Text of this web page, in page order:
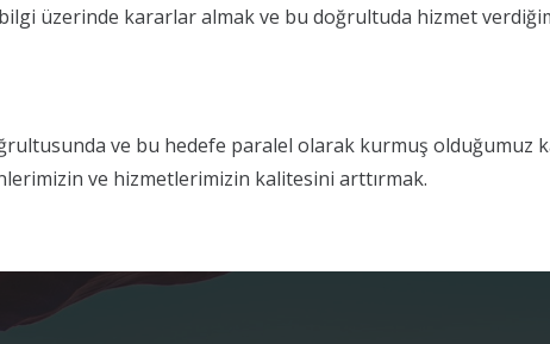
üzerinde kararlar almak ve bu doğrultuda hizmet
ve bu hedefe paralel olarak kurmuş olduğumuz
ve hizmetlerimizin kalitesini arttırmak.